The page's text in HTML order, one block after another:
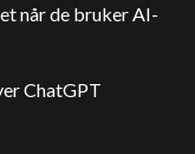
når de bruker AI-
ChatGPT